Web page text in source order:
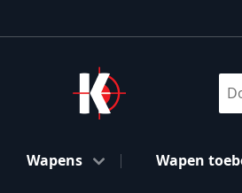
naar
inhoud
Wapens Wapen